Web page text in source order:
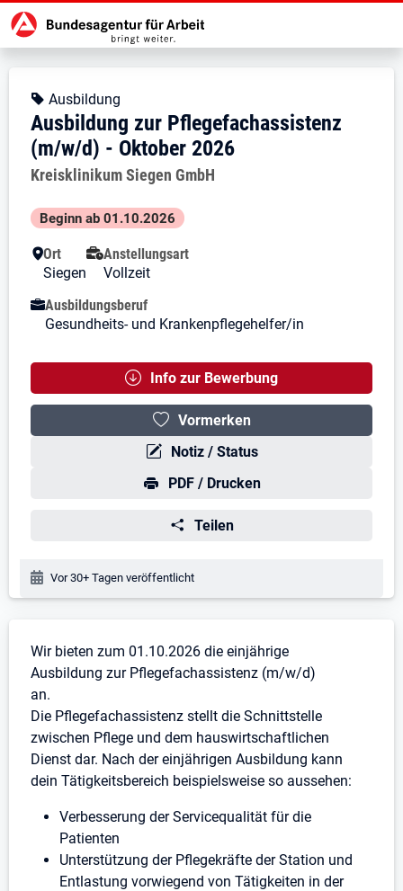
Zur Jobsuche Startseite
Stellendetails zu: Ausbildung
Ausbildung zur
Ausbildung zur
Kopfbereich
Angebotsart:
Ausbildung
Ausbildung zur Pflegefachassistenz
(m/w/d) - Oktober 2026
Arbeitgeber:
Kreisklinikum Siegen GmbH
Besondere Merkmale
Beginn ab 01.10.2026
Ort
Siegen
Anstellungsart
Vollzeit
Ausbildungsberuf
Gesundheits- und Krankenpflegehelfer/in
Info zur Bewerbung
Vormerken
Notiz / Status
PDF / Drucken
Teilen
Veröffentlichungsdatum:
Vor 30+ Tagen veröffentlicht
Stellenbeschreibung
Wir bieten zum 01.10.2026 die einjährige
Ausbildung zur Pflegefachassistenz (m/w/d)
an.
Die Pflegefachassistenz stellt die Schnittstelle
zwischen Pflege und dem hauswirtschaftlichen
Dienst dar. Nach der einjährigen Ausbildung kann
dein Tätigkeitsbereich beispielsweise so aussehen:
Verbesserung der Servicequalität für die
Patienten
Unterstützung der Pflegekräfte der Station und
Entlastung vorwiegend von Tätigkeiten in der